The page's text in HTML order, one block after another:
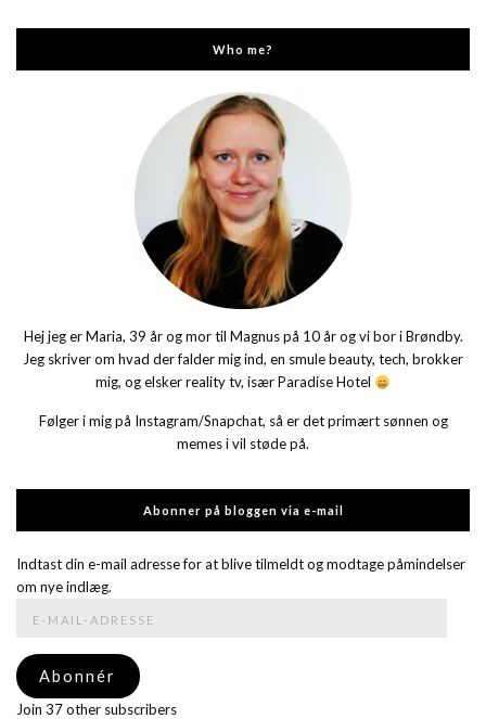
Who me?
Hej jeg er Maria, 39 år og mor til Magnus på 10 år og vi bor i Brøndby.
Jeg skriver om hvad der falder mig ind, en smule beauty, tech, brokker
mig, og elsker reality tv, især Paradise Hotel
Følger i mig på Instagram/Snapchat, så er det primært sønnen og
memes i vil støde på.
Abonner på bloggen via e-mail
Indtast din e-mail adresse for at blive tilmeldt og modtage påmindelser
om nye indlæg.
adresse
Abonnér
Join 37 other subscribers